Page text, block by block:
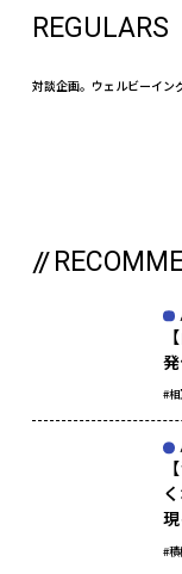
REGULARS
対談企画。ウェルビーイン
#
#